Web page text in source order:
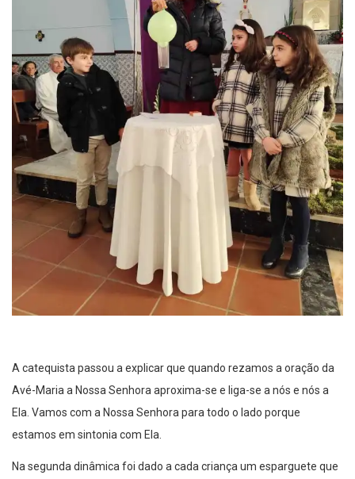
A catequista passou a explicar que quando rezamos a oração da
Avé-Maria a Nossa Senhora aproxima-se e liga-se a nós e nós a
Ela. Vamos com a Nossa Senhora para todo o lado porque
estamos em sintonia com Ela.
Na segunda dinâmica foi dado a cada criança um esparguete que